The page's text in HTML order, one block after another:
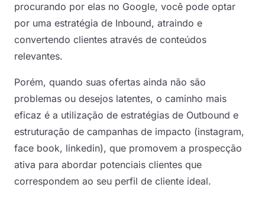
procurando por elas no Google, você pode optar
por uma estratégia de Inbound, atraindo e
convertendo clientes através de conteúdos
relevantes.
Porém, quando suas ofertas ainda não são
problemas ou desejos latentes, o caminho mais
eficaz é a utilização de estratégias de Outbound e
estruturação de campanhas de impacto (instagram,
face book, linkedin), que promovem a prospecção
ativa para abordar potenciais clientes que
correspondem ao seu perfil de cliente ideal.